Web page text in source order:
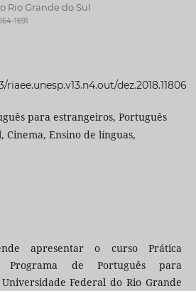
Rio Grande do Sul
1691
dez.2018.11806
para estrangeiros, Português
Cinema, Ensino de línguas,
apresentar o curso Prática
Programa de Português para
Federal do Rio Grande